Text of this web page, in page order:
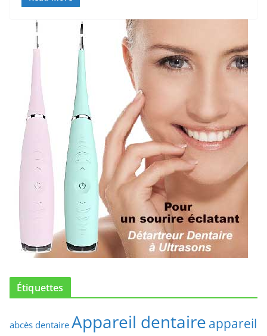
Étiquettes
abcès dentaire Appareil dentaire appareil